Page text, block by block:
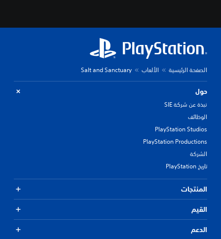
الصفحة الرئيسية الألعاب Salt and Sanctuary
حول
نبذة عن شركة SIE
الوظائف
PlayStation Studios
PlayStation Productions
الشركة
تاريخ PlayStation
المنتجات
القيم
الدعم